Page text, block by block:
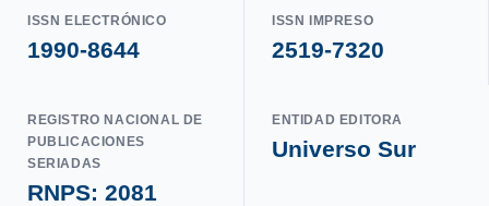
ISSN ELECTRÓNICO
1990-8644
ISSN IMPRESO
2519-7320
REGISTRO NACIONAL DE
PUBLICACIONES
SERIADAS
RNPS: 2081
ENTIDAD EDITORA
Universo Sur